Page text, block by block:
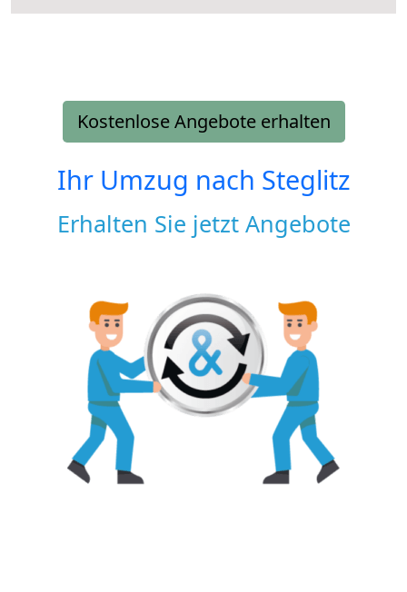
Kostenlose Angebote erhalten
Ihr Umzug nach Steglitz
Erhalten Sie jetzt Angebote